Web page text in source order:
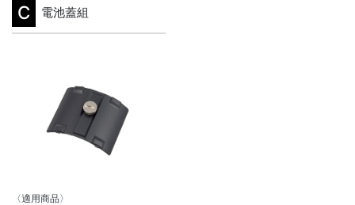
C 電池蓋組
〈適用商品〉